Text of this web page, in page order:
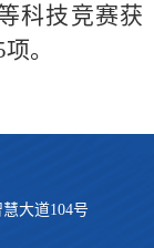
科技竞赛获
。
Elasticity
bearing
、分论坛主
Materials,
等杂志邀
大道104号